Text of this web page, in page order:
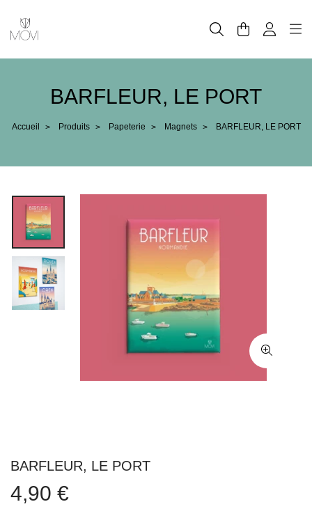
BARFLEUR, LE PORT
Accueil > Produits > Papeterie > Magnets > BARFLEUR, LE PORT
BARFLEUR, LE PORT
4,90 €